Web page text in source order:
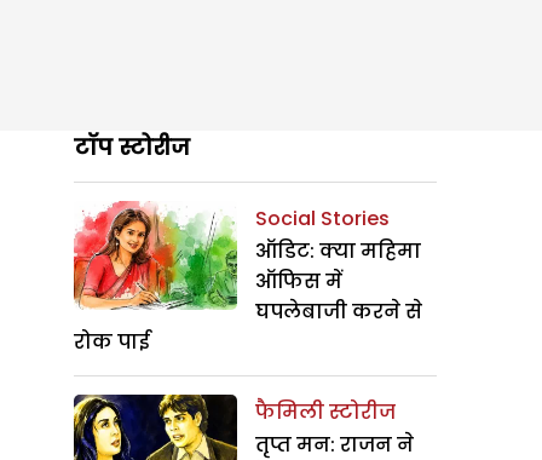
टॉप स्टोरीज
Social Stories
ऑडिट: क्या महिमा
ऑफिस में
घपलेबाजी करने से
रोक पाई
फैमिली स्टोरीज
तृप्त मन: राजन ने